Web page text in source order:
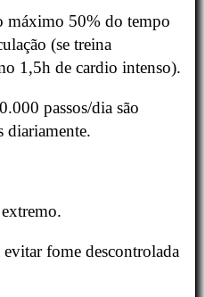
50% do tempo
(se treina
1,5h de cardio intenso).
passos/dia são
diariamente.
fome descontrolada